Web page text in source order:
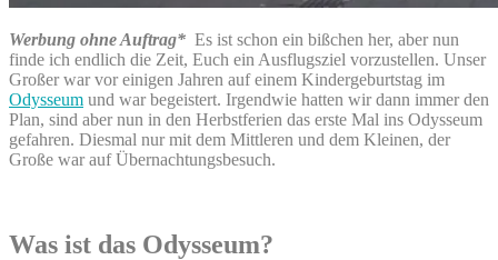
Werbung ohne Auftrag* Es ist schon ein bißchen her, aber nun
finde ich endlich die Zeit, Euch ein Ausflugsziel vorzustellen. Unser
Großer war vor einigen Jahren auf einem Kindergeburtstag im
Odysseum und war begeistert. Irgendwie hatten wir dann immer den
Plan, sind aber nun in den Herbstferien das erste Mal ins Odysseum
gefahren. Diesmal nur mit dem Mittleren und dem Kleinen, der
Große war auf Übernachtungsbesuch.
Was ist das Odysseum?